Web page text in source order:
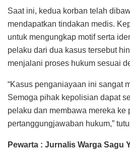
Saat ini, kedua korban telah
mendapatkan tindakan medis.
untuk mengungkap motif serta
pelaku dari dua kasus tersebut
menjalani proses hukum sesuai
“Kasus penganiayaan ini sangat
Semoga pihak kepolisian dapat
pelaku dan membawa mereka ke
pertanggungjawaban hukum,”
Pewarta : Jurnalis Warga Sagu